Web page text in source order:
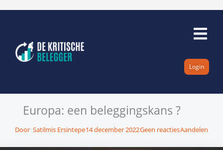
inhoud
Login
Europa: een beleggingskans ?
Door Satilmis Ersintepe14 december 2022Geen reactiesAandelen